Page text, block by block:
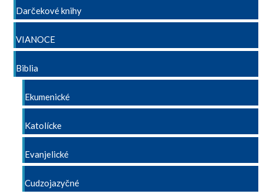
Darčekové knihy
VIANOCE
Biblia
Ekumenické
Katolícke
Evanjelické
Cudzojazyčné